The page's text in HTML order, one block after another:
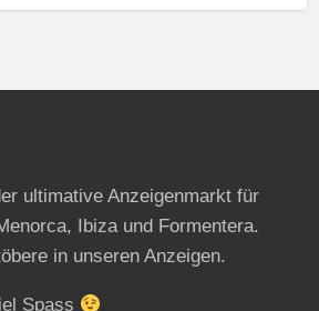
ultimative Anzeigenmarkt für
Ibiza und Formentera.
in unseren Anzeigen.
Spass